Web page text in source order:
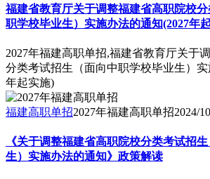
福建省教育厅关于调整福建省高职院校
职学校毕业生）实施办法的通知(2027年
2027年福建高职单招,福建省教育厅关于
分类考试招生（面向中职学校毕业生）
年起实施)
福建高职单招2027年福建高职单招2024/
《关于调整福建省高职院校分类考试招
生）实施办法的通知》政策解读